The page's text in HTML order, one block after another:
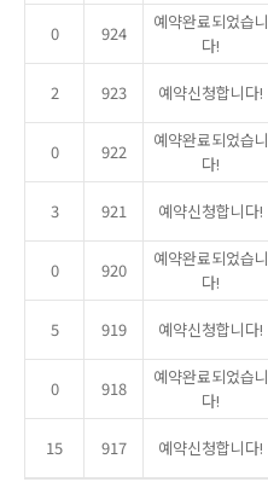
0 924
예약완료되었습니
다!
2 923 예약신청합니다!
0 922
예약완료되었습니
다!
3 921 예약신청합니다!
0 920
예약완료되었습니
다!
5 919 예약신청합니다!
0 918
예약완료되었습니
다!
15 917 예약신청합니다!